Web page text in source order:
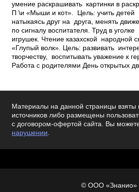
умение раскрашивать картинки в
П \и «Мыши и кот». Цель: учить детей
натыкаясь друг на друга, менять
по сигналу воспитателя. Труд в
игрушек. Чтение казахской народной
«Глупый волк». Цель: развивать
творчеству, воспитывать уважение к
Работа с родителями День открытых
Материалы на данной страницы взяты
источников либо размещены
с договором-офертой сайта. Вы
нарушении.
© ООО «Знанио»